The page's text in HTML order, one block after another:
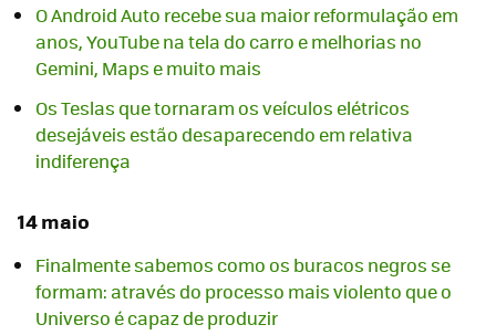
O Android Auto recebe sua maior reformulação em
anos, YouTube na tela do carro e melhorias no
Gemini, Maps e muito mais
Os Teslas que tornaram os veículos elétricos
desejáveis ​​estão desaparecendo em relativa
indiferença
14 maio
Finalmente sabemos como os buracos negros se
formam: através do processo mais violento que o
Universo é capaz de produzir